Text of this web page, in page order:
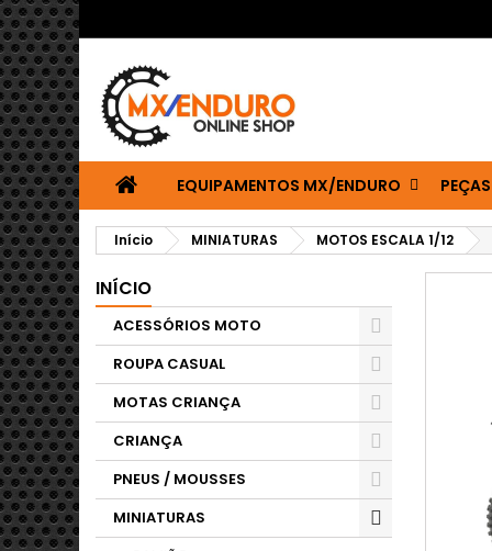
EQUIPAMENTOS MX/ENDURO
Início MINIATURAS MOTOS ESCALA 1/12
INÍCIO
ACESSÓRIOS MOTO
ROUPA CASUAL
MOTAS CRIANÇA
CRIANÇA
PNEUS / MOUSSES
MINIATURAS